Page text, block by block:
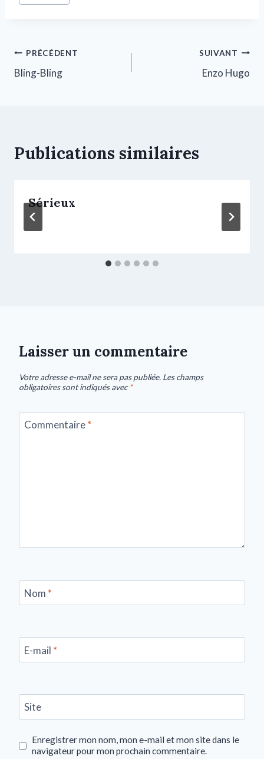
PRÉCÉDENT
Bling-Bling
SUIVANT
Enzo Hugo
Publications similaires
Sérieux
Laisser un commentaire
Votre adresse e-mail ne sera pas publiée. Les champs
obligatoires sont indiqués avec*
Commentaire*
Nom *
E-mail *
Site
Enregistrer mon nom, mon e-mail et mon site dans le
navigateur pour mon prochain commentaire.